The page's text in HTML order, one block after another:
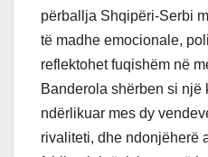
përballja Shqipëri-Serbi
të madhe emocionale,
reflektohet fuqishëm në
Banderola shërben si një
ndërlikuar mes dy
rivaliteti, dhe ndonjëherë